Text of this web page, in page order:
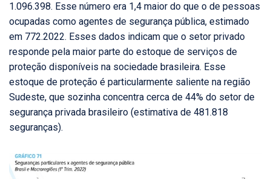
1.096.398. Esse número era 1,4 maior do que o de pessoas
ocupadas como agentes de segurança pública, estimado
em 772.2022. Esses dados indicam que o setor privado
responde pela maior parte do estoque de serviços de
proteção disponíveis na sociedade brasileira. Esse
estoque de proteção é particularmente saliente na região
Sudeste, que sozinha concentra cerca de 44% do setor de
segurança privada brasileiro (estimativa de 481.818
seguranças).